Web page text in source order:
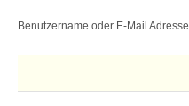
Benutzername oder E-Mail Adresse